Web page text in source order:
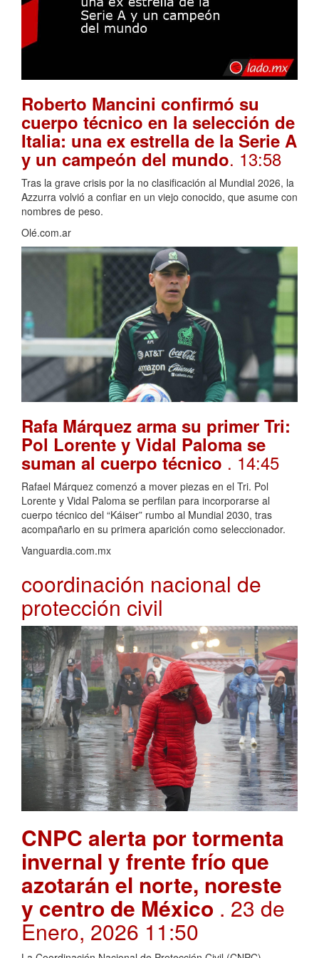
Roberto Mancini confirmó su
cuerpo técnico en la selección de
Italia: una ex estrella de la Serie A
y un campeón del mundo. 13:58
Tras la grave crisis por la no clasificación al Mundial 2026, la
Azzurra volvió a confiar en un viejo conocido, que asume con
nombres de peso.
Olé.com.ar
Rafa Márquez arma su primer Tri:
Pol Lorente y Vidal Paloma se
suman al cuerpo técnico . 14:45
Rafael Márquez comenzó a mover piezas en el Tri. Pol
Lorente y Vidal Paloma se perfilan para incorporarse al
cuerpo técnico del “Káiser” rumbo al Mundial 2030, tras
acompañarlo en su primera aparición como seleccionador.
Vanguardia.com.mx
coordinación nacional de
protección civil
CNPC alerta por tormenta
invernal y frente frío que
azotarán el norte, noreste
y centro de México . 23 de
Enero, 2026 11:50